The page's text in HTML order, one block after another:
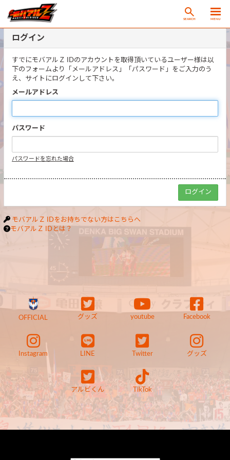
SEARCH MENU
ログイン
すでにモバアルＺ IDのアカウントを取得頂いているユーザー様は以
下のフォームより「メールアドレス」「パスワード」をご入力のう
え、サイトにログインして下さい。
メールアドレス
パスワード
パスワードを忘れた場合
モバアルＺ IDをお持ちでない方はこちらへ
モバアルＺ IDとは？
OFFICIAL グッズ youtube Facebook
Instagram LINE Twitter グッズ
アルビくん TikTok